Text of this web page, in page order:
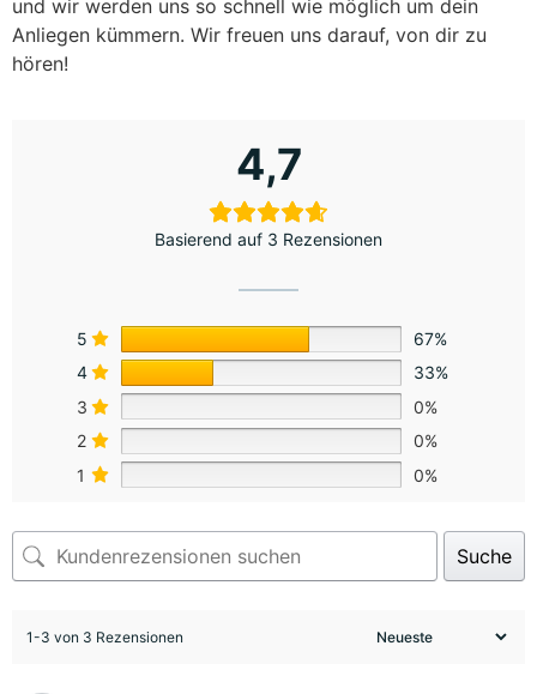
und wir werden uns so schnell wie möglich um dein
Anliegen kümmern. Wir freuen uns darauf, von dir zu
hören!
4,7
Basierend auf 3 Rezensionen
5
67%
4
33%
3
0%
2
0%
1
0%
Suche
1-3 von 3 Rezensionen